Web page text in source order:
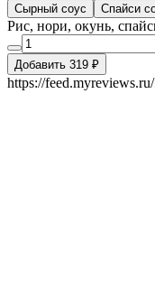
Сырный соус Спайси
Рис, нори, окунь,
Добавить 319 ₽
https://